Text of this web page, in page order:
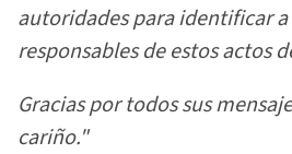
autoridades para identificar
responsables de estos actos
Gracias por todos sus
cariño."